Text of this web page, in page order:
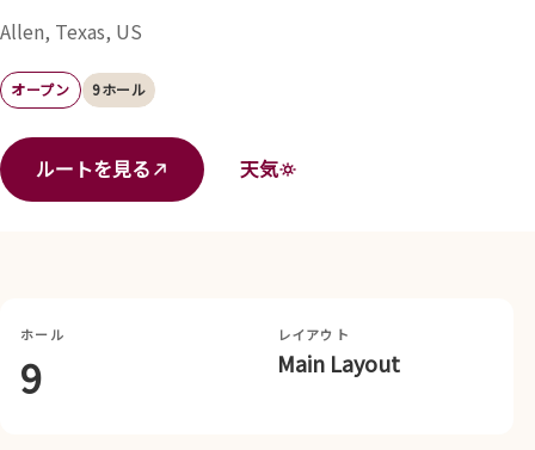
Allen, Texas, US
オープン 9ホール
ルートを見る 天気
ホール
9
レイアウト
Main Layout